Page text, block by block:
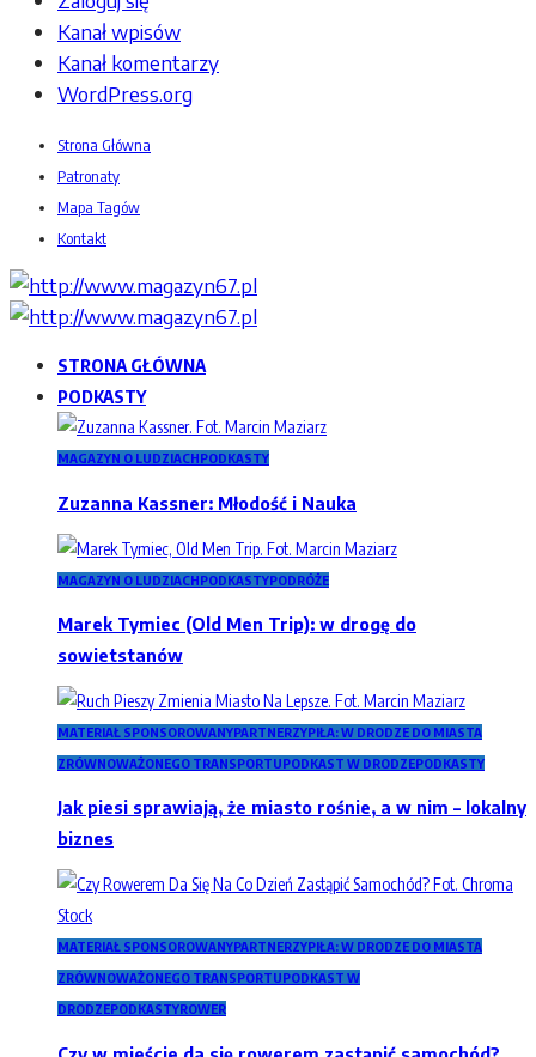
Kanał wpisów
Kanał komentarzy
WordPress.org
Strona Główna
Patronaty
Mapa Tagów
Kontakt
STRONA GŁÓWNA
PODKASTY
MAGAZYN O LUDZIACHPODKASTY
Zuzanna Kassner: Młodość i Nauka
MAGAZYN O LUDZIACHPODKASTYPODRÓŻE
Marek Tymiec (Old Men Trip): w drogę do
sowietstanów
MATERIAŁ SPONSOROWANYPARTNERZYPIŁA: W DRODZE DO MIASTA
ZRÓWNOWAŻONEGO TRANSPORTUPODKAST W DRODZEPODKASTY
Jak piesi sprawiają, że miasto rośnie, a w nim – lokalny
biznes
MATERIAŁ SPONSOROWANYPARTNERZYPIŁA: W DRODZE DO MIASTA
ZRÓWNOWAŻONEGO TRANSPORTUPODKAST W
DRODZEPODKASTYROWER